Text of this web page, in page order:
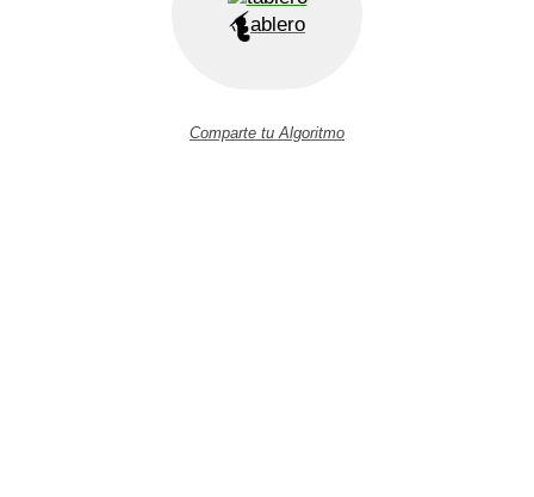
ablero
Comparte tu Algoritmo